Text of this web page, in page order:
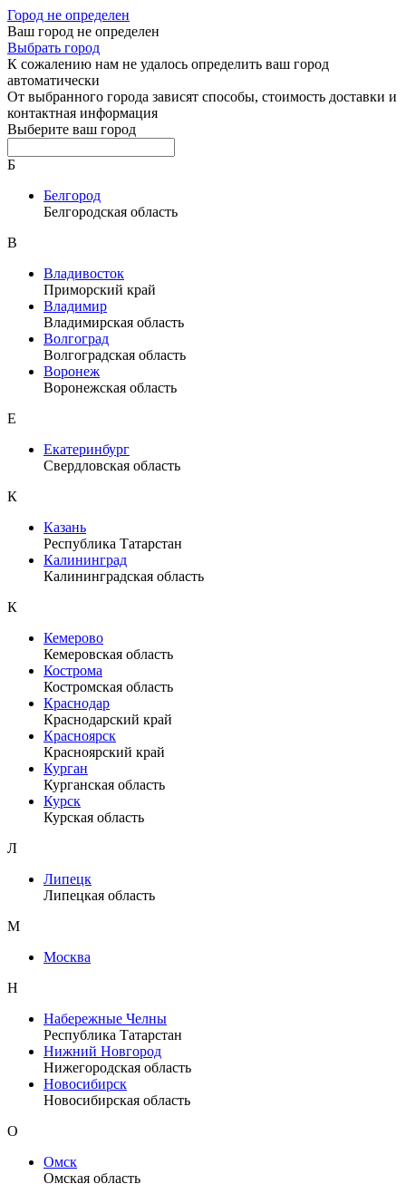
Город не определен
Ваш город не определен
Выбрать город
К сожалению нам не удалось определить ваш город
автоматически
От выбранного города зависят способы, стоимость доставки и
контактная информация
Выберите ваш город
Б
Белгород
Белгородская область
В
Владивосток
Приморский край
Владимир
Владимирская область
Волгоград
Волгоградская область
Воронеж
Воронежская область
Е
Екатеринбург
Свердловская область
К
Казань
Республика Татарстан
Калининград
Калининградская область
К
Кемерово
Кемеровская область
Кострома
Костромская область
Краснодар
Краснодарский край
Красноярск
Красноярский край
Курган
Курганская область
Курск
Курская область
Л
Липецк
Липецкая область
М
Москва
Н
Набережные Челны
Республика Татарстан
Нижний Новгород
Нижегородская область
Новосибирск
Новосибирская область
О
Омск
Омская область